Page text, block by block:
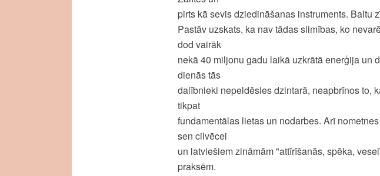
pirts kā sevis dziedināšanas instruments. Baltu
Pastāv uzskats, ka nav tādas slimības, ko
dod vairāk
nekā 40 miljonu gadu laikā uzkrātā enerģija un
dienās tās
dalībnieki nepeldēsies dzintarā, neapbrīnos to,
tikpat
fundamentālas lietas un nodarbes. Arī
sen cilvēcei
un latviešiem zināmām "attīrīšanās, spēka,
praksēm.